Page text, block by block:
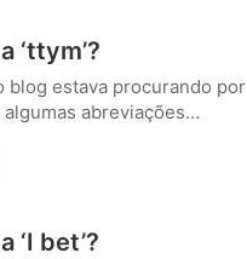
‘ttym’?
blog estava procurando por
abreviações…
‘I bet’?